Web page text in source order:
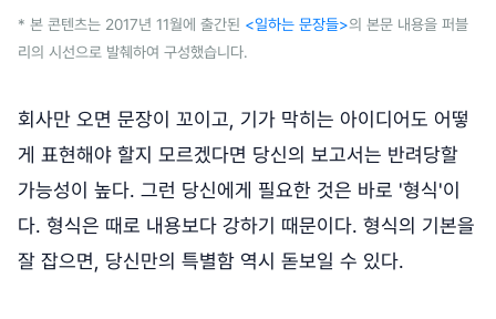
* 본 콘텐츠는 2017년 11월에 출간된 <일하는 문장들>의 본문 내용을 퍼블
리의 시선으로 발췌하여 구성했습니다.
회사만 오면 문장이 꼬이고, 기가 막히는 아이디어도 어떻
게 표현해야 할지 모르겠다면 당신의 보고서는 반려당할
가능성이 높다. 그런 당신에게 필요한 것은 바로 '형식'이
다. 형식은 때로 내용보다 강하기 때문이다. 형식의 기본을
잘 잡으면, 당신만의 특별함 역시 돋보일 수 있다.